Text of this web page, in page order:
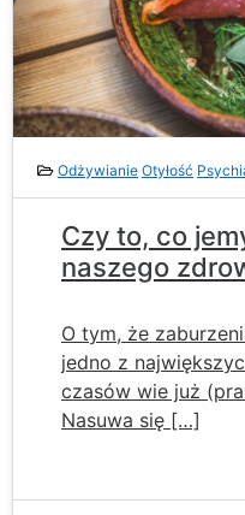
Odżywianie Otyłość
Czy to, co
naszego
O tym, że
jedno z
czasów wie już
Nasuwa się […]